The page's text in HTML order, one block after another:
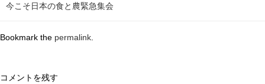
今こそ日本の食と農緊急集会
Bookmark the permalink
コメントを残す